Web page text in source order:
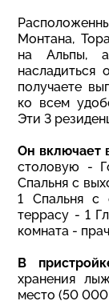
Монтана,
на Альпы,
насладиться
получаете
ко всем
Эти 3
Он включает
столовую -
Спальня с
1 Спальня с
террасу - 1
комната -
В
хранения
место (50